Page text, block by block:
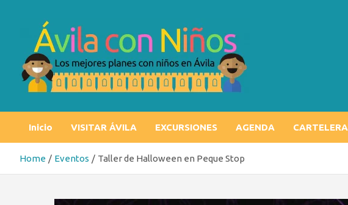
Inicio VISITAR ÁVILA EXCURSIONES AGENDA CARTELERA
Home Eventos Taller de Halloween en Peque Stop